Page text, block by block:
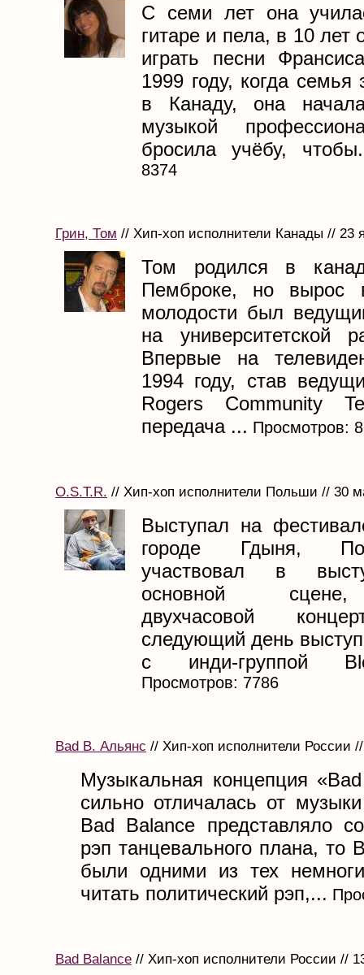
С семи лет она
гитаре и пела, в 10 лет
играть песни
1999 году, когда семья
в Канаду, она
музыкой
бросила учёбу,
8374
Грин, Том // Хип-хоп исполнители Канады // 23
Том родился в
Пемброке, но вырос
молодости был
на университетской
Впервые на
1994 году, став
Rogers Community
передача ... Просмотров:
O.S.T.R. // Хип-хоп исполнители Польши // 30
Выступал на
городе Гдыня,
участвовал в
основной
двухчасовой
следующий день
с инди-группой
Просмотров: 7786
Bad B. Альянс // Хип-хоп исполнители России
Музыкальная концепция
сильно отличалась от
Bad Balance представляло
рэп танцевального плана, то
были одними из тех
читать политический рэп,...
Bad Balance // Хип-хоп исполнители России //